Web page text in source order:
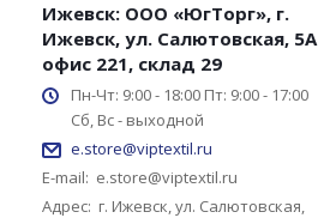
Ижевск: ООО «ЮгТорг», г.
Ижевск, ул. Салютовская, 5А
офис 221, склад 29
Пн-Чт: 9:00 - 18:00 Пт: 9:00 - 17:00
Сб, Вс - выходной
e.store@viptextil.ru
E-mail: e.store@viptextil.ru
Адрес: г. Ижевск, ул. Салютовская,